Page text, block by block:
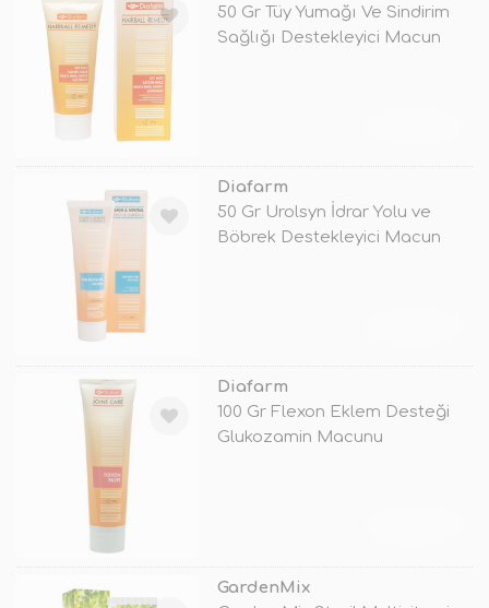
50 Gr Tüy Yumağı Ve Sindirim
Sağlığı Destekleyici Macun
Diafarm
50 Gr Urolsyn İdrar Yolu ve
Böbrek Destekleyici Macun
Diafarm
100 Gr Flexon Eklem Desteği
Glukozamin Macunu
GardenMix